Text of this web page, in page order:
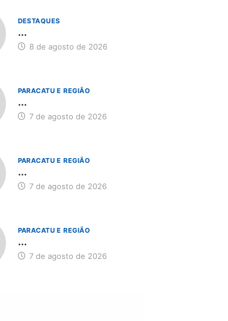
DESTAQUES
...
8 de agosto de 2026
PARACATU E REGIÃO
...
7 de agosto de 2026
PARACATU E REGIÃO
...
7 de agosto de 2026
PARACATU E REGIÃO
...
7 de agosto de 2026